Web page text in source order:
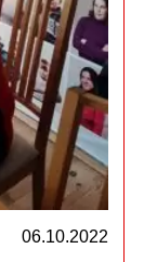
06.10.2022